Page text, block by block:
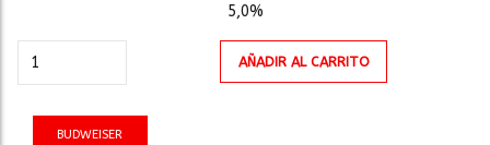
5,0%
BOTELLA
SIX
AÑADIR AL CARRITO
BUDWEISER